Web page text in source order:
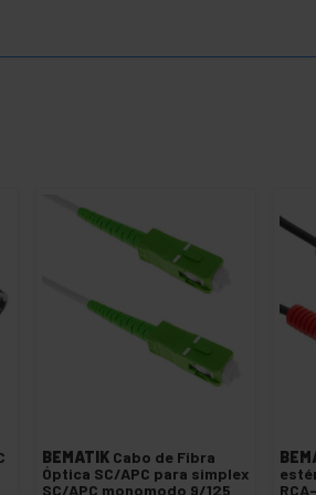
BEMATIK Cabo de Fibra
Óptica SC/APC para simplex
SC/APC monomodo 9/125